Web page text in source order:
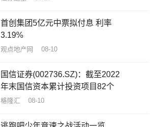
首创集团5亿元中票拟付息 利率
3.19%
观点地产网 08-10
国信证券(002736.SZ)：截至2022
年末国信资本累计投资项目82个
格隆汇 08-10